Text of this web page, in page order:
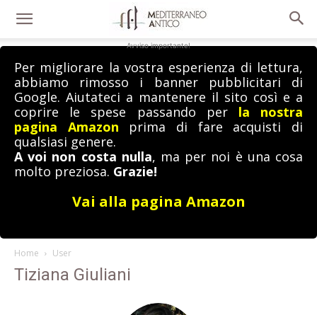
Avviso importante!
Per migliorare la vostra esperienza di lettura,
abbiamo rimosso i banner pubblicitari di
Google. Aiutateci a mantenere il sito così e a
coprire le spese passando per la nostra
pagina Amazon prima di fare acquisti di
qualsiasi genere.
A voi non costa nulla, ma per noi è una cosa
molto preziosa. Grazie!
Vai alla pagina Amazon
Home User
Tiziana Giuliani